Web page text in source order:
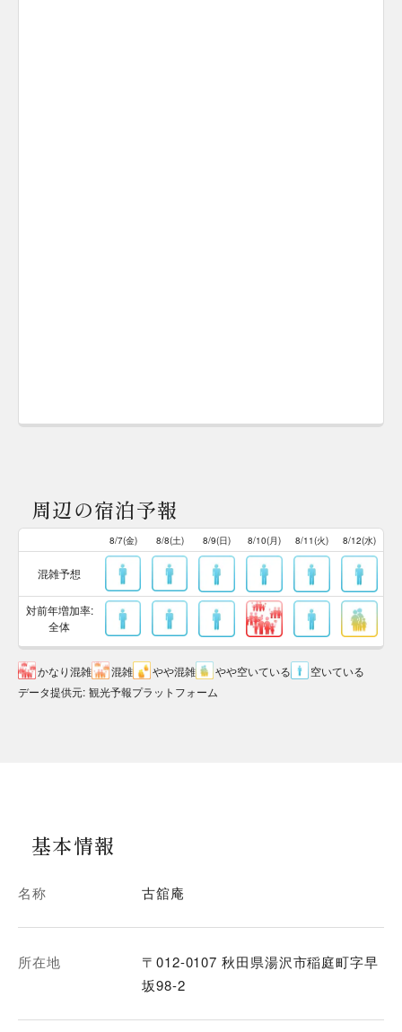
周辺の宿泊予報
8/7(金) 8/8(土) 8/9(日) 8/10(月) 8/11(火) 8/12(水)
混雑予想
対前年増加率:
全体
かなり混雑 混雑 やや混雑 やや空いている
空いている
データ提供元: 観光予報プラットフォーム
基本情報
名称 古舘庵
所在地
〒012-0107 秋田県湯沢市稲庭町字早
坂98-2